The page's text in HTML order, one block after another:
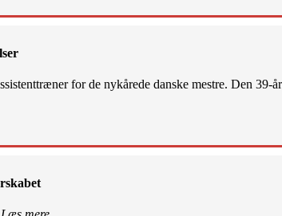
for de nykårede danske mestre. Den 39-